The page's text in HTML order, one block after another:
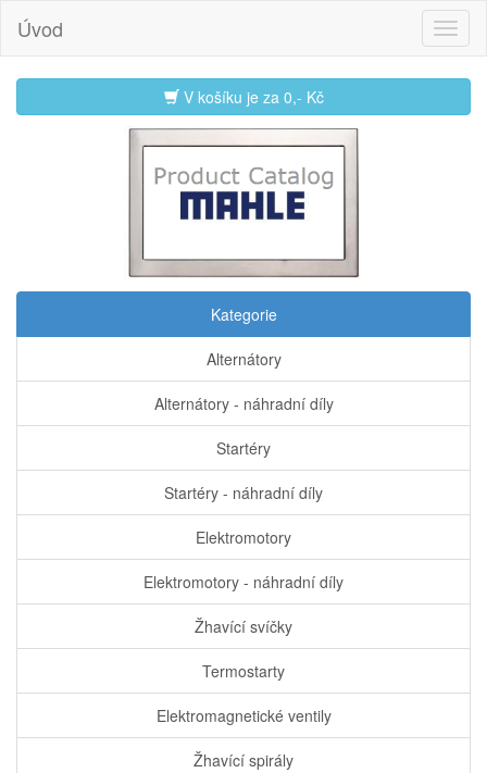
Úvod
V košíku je za 0,- Kč
Kategorie
Alternátory
Alternátory - náhradní díly
Startéry
Startéry - náhradní díly
Elektromotory
Elektromotory - náhradní díly
Žhavící svíčky
Termostarty
Elektromagnetické ventily
Žhavící spirály